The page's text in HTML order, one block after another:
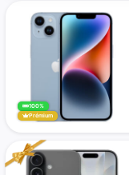
100%
Prémium